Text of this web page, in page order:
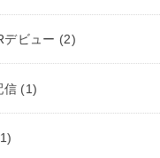
デビュー (2)
信 (1)